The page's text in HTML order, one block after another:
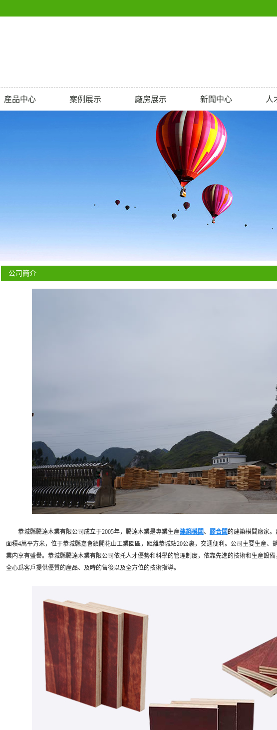
産品中心 案例展示 廠房展示
廠房展示
新聞中心
公司新聞
行業新聞
技術知識
人
公司簡介
恭城縣騰達木業有限公司成立于2005年， 騰達木業是專業生産建築模闆、 膠合闆 的建築模闆廠家
面積4萬平方米， 位于恭城縣嘉會鎮開花山工業園區，距離恭城站20公裏，交通便利。公司主要生産
業内享有盛譽。恭城縣騰達木業有限公司依托人才優勢和科學的管理制度，依靠先進的技術和生産設
全心爲客戶提供優質的産品、及時的售後以及全方位的技術指導。